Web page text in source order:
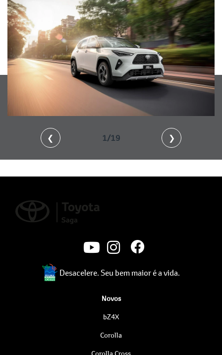
❮ 1/19 ❯
Desacelere. Seu bem maior é a vida.
Novos
bZ4X
Corolla